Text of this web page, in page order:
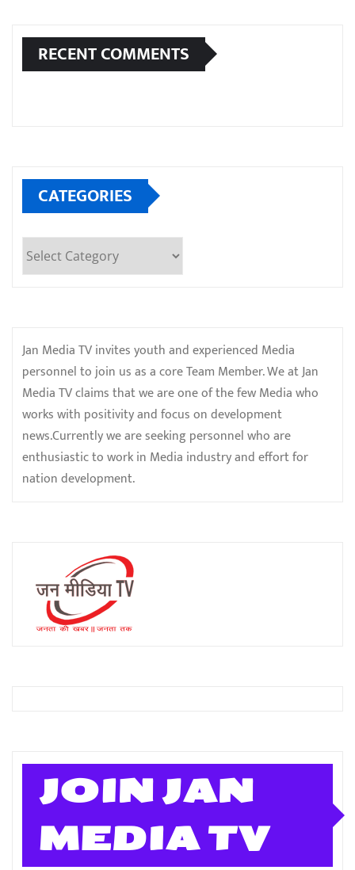
RECENT COMMENTS
CATEGORIES
Categories
Jan Media TV invites youth and experienced Media
personnel to join us as a core Team Member. We at Jan
Media TV claims that we are one of the few Media who
works with positivity and focus on development
news.Currently we are seeking personnel who are
enthusiastic to work in Media industry and effort for
nation development.
JOIN JAN
MEDIA TV